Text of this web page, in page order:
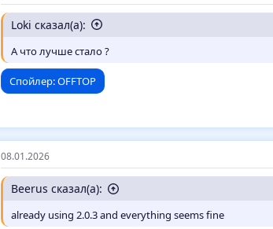
Loki сказал(а):
А что лучше стало ?
Спойлер:OFFTOP
08.01.2026
Beerus сказал(а):
already using 2.0.3 and everything seems fine